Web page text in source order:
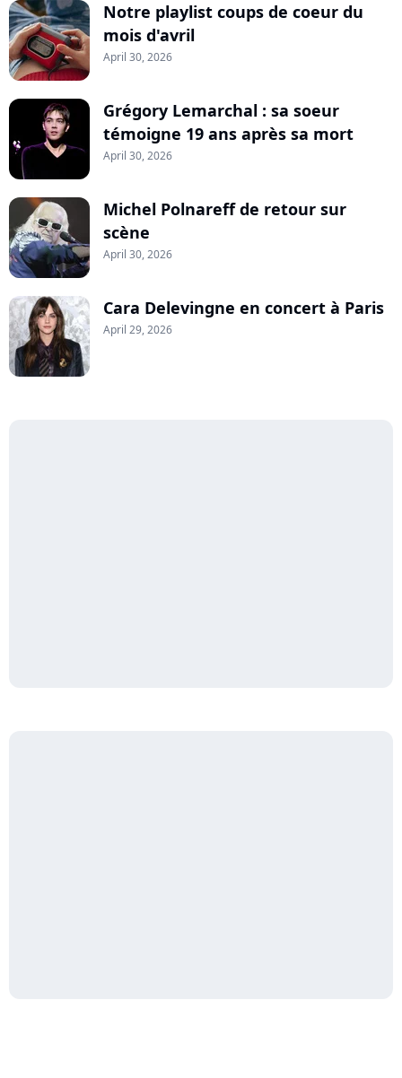
Notre playlist coups de coeur du
mois d'avril
April 30, 2026
Grégory Lemarchal : sa soeur
témoigne 19 ans après sa mort
April 30, 2026
Michel Polnareff de retour sur
scène
April 30, 2026
Cara Delevingne en concert à Paris
April 29, 2026